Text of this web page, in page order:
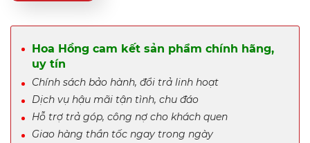
Hoa Hồng cam kết sản phẩm chính hãng,
uy tín
Chính sách bảo hành, đổi trả linh hoạt
Dịch vụ hậu mãi tận tình, chu đáo
Hỗ trợ trả góp, công nợ cho khách quen
Giao hàng thần tốc ngay trong ngày